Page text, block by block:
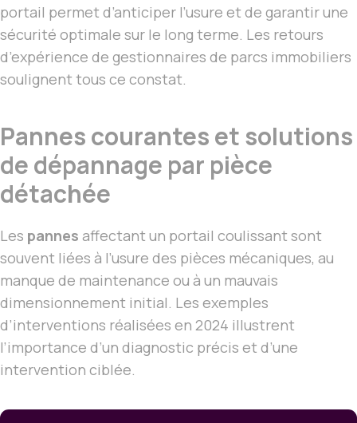
portail permet d’anticiper l’usure et de garantir une
sécurité optimale sur le long terme. Les retours
d’expérience de gestionnaires de parcs immobiliers
soulignent tous ce constat.
Pannes courantes et solutions
de dépannage par pièce
détachée
Les pannes affectant un portail coulissant sont
souvent liées à l’usure des pièces mécaniques, au
manque de maintenance ou à un mauvais
dimensionnement initial. Les exemples
d’interventions réalisées en 2024 illustrent
l’importance d’un diagnostic précis et d’une
intervention ciblée.